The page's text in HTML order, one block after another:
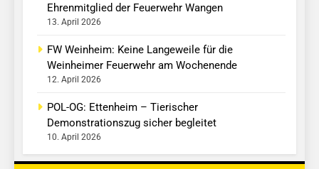
Ehrenmitglied der Feuerwehr Wangen
13. April 2026
FW Weinheim: Keine Langeweile für die
Weinheimer Feuerwehr am Wochenende
12. April 2026
POL-OG: Ettenheim – Tierischer
Demonstrationszug sicher begleitet
10. April 2026